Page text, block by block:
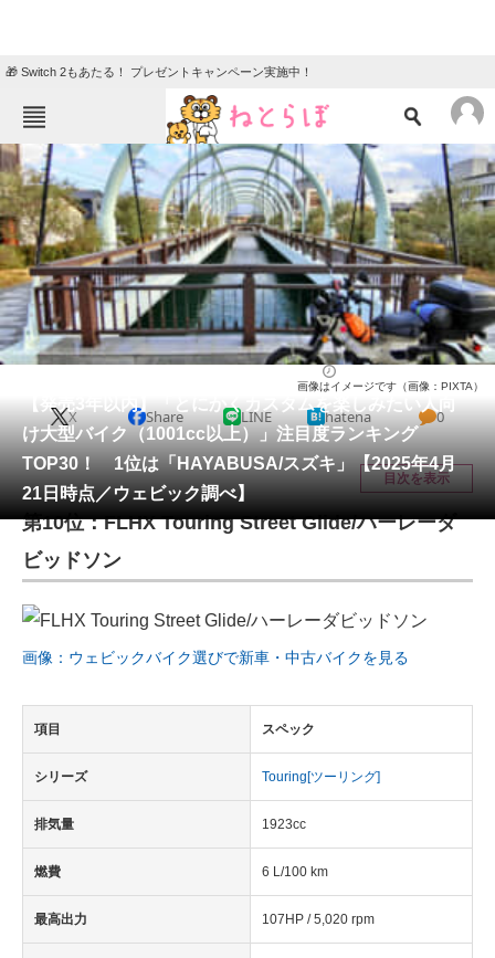
🎁 Switch 2もあたる！ プレゼントキャンペーン実施中！
ねとらぼメニュー
TOP ニュース
エンタメ クイズ
グルメ 地域
住まい 教育・育児
動物 リサーチ
メディア
注目記事を集めた総合ページ
ビジネスと働き方のヒント
AI活用のいまが分かる
企業ITのトレンドを詳説
経営リーダーのコミュニティ
マーケ×ITの今がよく分かる
【発売3年以内】「とにかくカスタムを楽しみたい人向
け大型バイク（1001cc以上）」注目度ランキング
TOP30！ 1位は「HAYABUSA/スズキ」【2025年4月
21日時点／ウェビック調べ】
画像はイメージです（画像：PIXTA）
X Share LINE hatena 0
目次を表示
第10位：FLHX Touring Street Glide/ハーレーダ
ビッドソン
画像：ウェビックバイク選びで新車・中古バイクを見る
項目 スペック
シリーズ Touring[ツーリング]
排気量 1923cc
燃費 6 L/100 km
最高出力 107HP / 5,020 rpm